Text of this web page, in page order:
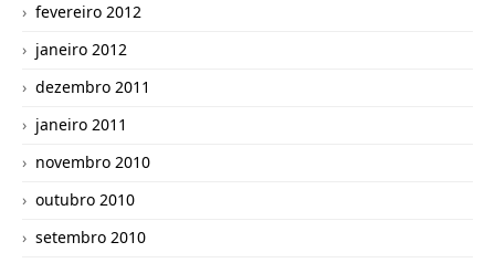
fevereiro 2012
janeiro 2012
dezembro 2011
janeiro 2011
novembro 2010
outubro 2010
setembro 2010